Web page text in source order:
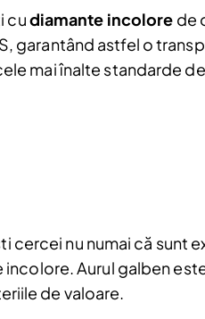
cudiamante incolore de
garantând astfel o
mai înalte standarde
cercei nu numai că sunt
Aurul galben
de valoare.